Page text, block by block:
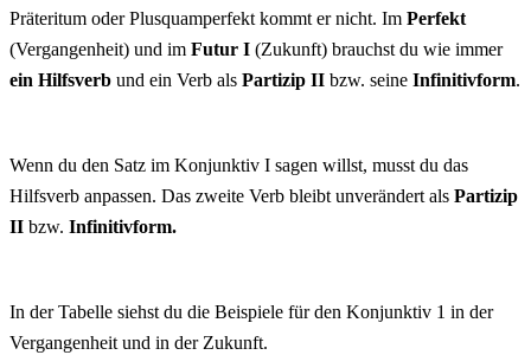
Präteritum oder Plusquamperfekt kommt er nicht. Im Perfekt
(Vergangenheit) und im Futur I (Zukunft) brauchst du wie immer
ein Hilfsverb und ein Verb als Partizip II bzw. seine Infinitivform.
Wenn du den Satz im Konjunktiv I sagen willst, musst du das
Hilfsverb anpassen. Das zweite Verb bleibt unverändert als Partizip
II bzw. Infinitivform.
In der Tabelle siehst du die Beispiele für den Konjunktiv 1 in der
Vergangenheit und in der Zukunft.